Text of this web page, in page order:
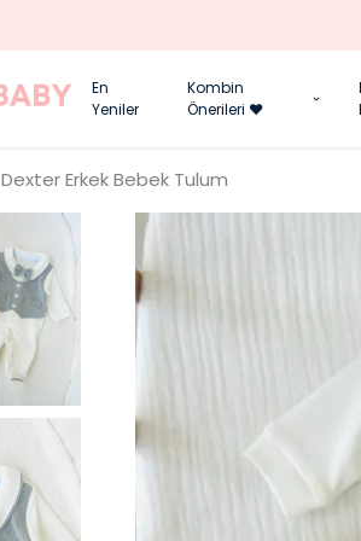
En
Yeniler
Kombin
Önerileri ❤️
Dexter Erkek Bebek Tulum